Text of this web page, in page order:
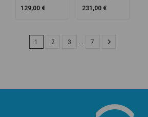
129,00 € 231,00 €
1 2 3 7